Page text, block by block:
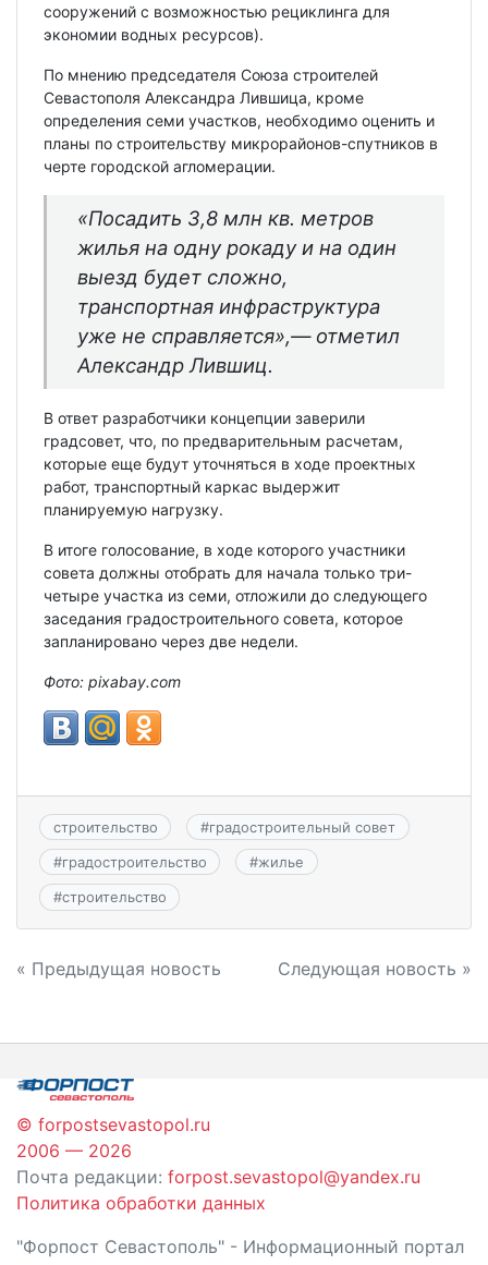
сооружений с возможностью рециклинга для
экономии водных ресурсов).
По мнению председателя Союза строителей
Севастополя Александра Лившица, кроме
определения семи участков, необходимо оценить и
планы по строительству микрорайонов-спутников в
черте городской агломерации.
«Посадить 3,8 млн кв. метров
жилья на одну рокаду и на один
выезд будет сложно,
транспортная инфраструктура
уже не справляется»,— отметил
Александр Лившиц.
В ответ разработчики концепции заверили
градсовет, что, по предварительным расчетам,
которые еще будут уточняться в ходе проектных
работ, транспортный каркас выдержит
планируемую нагрузку.
В итоге голосование, в ходе которого участники
совета должны отобрать для начала только три-
четыре участка из семи, отложили до следующего
заседания градостроительного совета, которое
запланировано через две недели.
Фото: pixabay.com
строительство #градостроительный совет
#градостроительство #жилье
#строительство
Навигация
записям
« Предыдущая новость Следующая новость »
© forpostsevastopol.ru
2006 — 2026
Почта редакции: forpost.sevastopol@yandex.ru
Политика обработки данных
"Форпост Севастополь" - Информационный портал